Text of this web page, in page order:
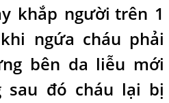
khắp người itrên 1
ngứa cháu phải
bên da liễu mới
sau đó cháu lại bị